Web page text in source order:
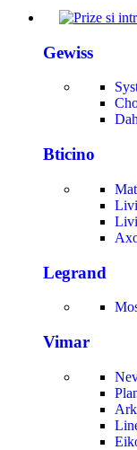
Gewiss
Bticino
Legrand
Vimar